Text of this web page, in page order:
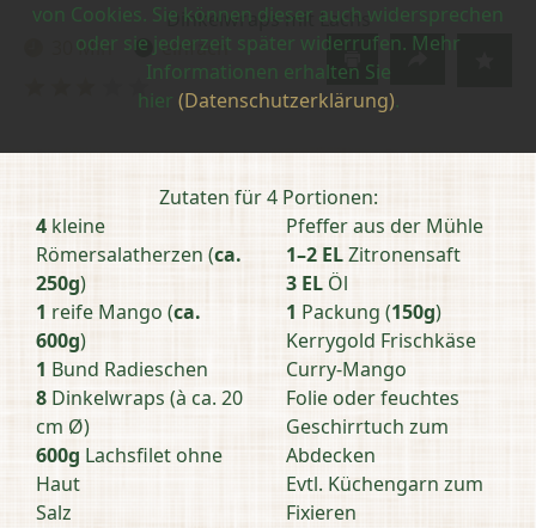
von Cookies. Sie können dieser auch widersprechen
oder sie jederzeit später widerrufen. Mehr
Informationen erhalten Sie
hier (Datenschutzerklärung).
Dinkelwraps mit Lachs
Zubereitungszeit:
30 Min Schwierigkeit:
einfach
Zutaten für 4 Portionen:
4 kleine
Römersalatherzen (ca.
250g)
1 reife Mango (ca.
600g)
1 Bund Radieschen
8 Dinkelwraps (à ca. 20
cm Ø)
600g Lachsfilet ohne
Haut
Salz
Pfeffer aus der Mühle
1–2 ELZitronensaft
3 EL Öl
1 Packung (150g)
Kerrygold Frischkäse
Curry-Mango
Folie oder feuchtes
Geschirrtuch zum
Abdecken
Evtl. Küchengarn zum
Fixieren